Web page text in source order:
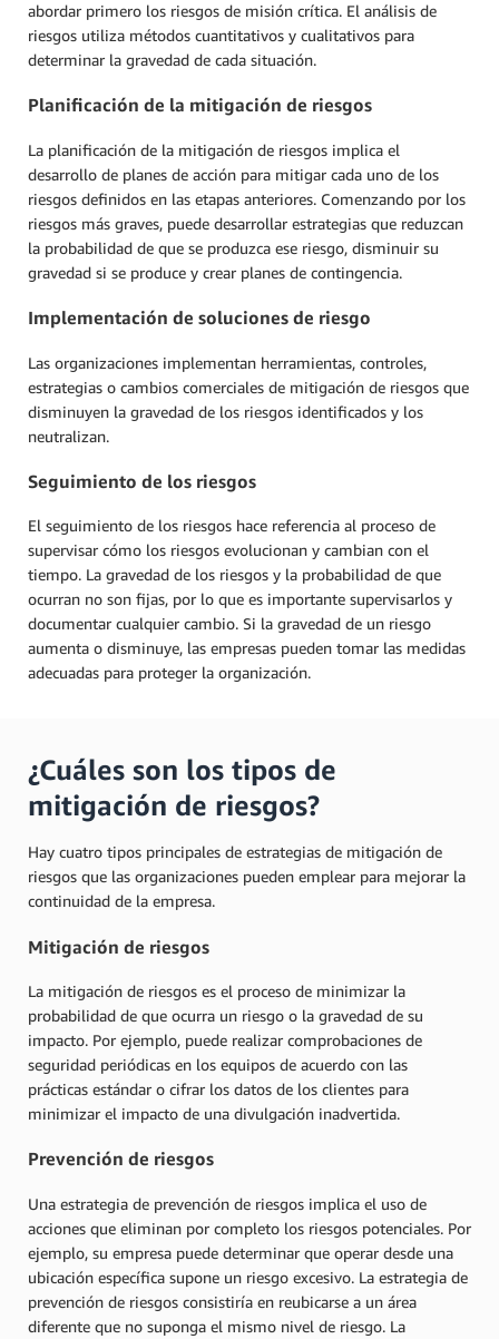
abordar primero los riesgos de misión crítica. El análisis de
riesgos utiliza métodos cuantitativos y cualitativos para
determinar la gravedad de cada situación.
Planificación de la mitigación de riesgos
La planificación de la mitigación de riesgos implica el
desarrollo de planes de acción para mitigar cada uno de los
riesgos definidos en las etapas anteriores. Comenzando por los
riesgos más graves, puede desarrollar estrategias que reduzcan
la probabilidad de que se produzca ese riesgo, disminuir su
gravedad si se produce y crear planes de contingencia.
Implementación de soluciones de riesgo
Las organizaciones implementan herramientas, controles,
estrategias o cambios comerciales de mitigación de riesgos que
disminuyen la gravedad de los riesgos identificados y los
neutralizan.
Seguimiento de los riesgos
El seguimiento de los riesgos hace referencia al proceso de
supervisar cómo los riesgos evolucionan y cambian con el
tiempo. La gravedad de los riesgos y la probabilidad de que
ocurran no son fijas, por lo que es importante supervisarlos y
documentar cualquier cambio. Si la gravedad de un riesgo
aumenta o disminuye, las empresas pueden tomar las medidas
adecuadas para proteger la organización.
¿Cuáles son los tipos de
mitigación de riesgos?
Hay cuatro tipos principales de estrategias de mitigación de
riesgos que las organizaciones pueden emplear para mejorar la
continuidad de la empresa.
Mitigación de riesgos
La mitigación de riesgos es el proceso de minimizar la
probabilidad de que ocurra un riesgo o la gravedad de su
impacto. Por ejemplo, puede realizar comprobaciones de
seguridad periódicas en los equipos de acuerdo con las
prácticas estándar o cifrar los datos de los clientes para
minimizar el impacto de una divulgación inadvertida.
Prevención de riesgos
Una estrategia de prevención de riesgos implica el uso de
acciones que eliminan por completo los riesgos potenciales. Por
ejemplo, su empresa puede determinar que operar desde una
ubicación específica supone un riesgo excesivo. La estrategia de
prevención de riesgos consistiría en reubicarse a un área
diferente que no suponga el mismo nivel de riesgo. La